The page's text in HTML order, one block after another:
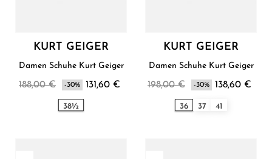
KURT GEIGER
Damen Schuhe Kurt Geiger
188,00 € -30% 131,60 €
38½
KURT GEIGER
Damen Schuhe Kurt Geiger
198,00 € -30% 138,60 €
36 37 41